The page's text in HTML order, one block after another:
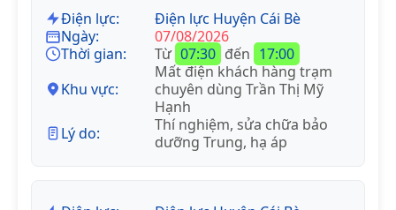
Điện lực:
Điện lực Huyện Cái Bè
Ngày:
07/08/2026
Thời gian:
Từ 07:30 đến 17:00
Khu vực:
Mất điện khách hàng trạm
chuyên dùng Trần Thị Mỹ
Hạnh
Lý do:
Thí nghiệm, sửa chữa bảo
dưỡng Trung, hạ áp